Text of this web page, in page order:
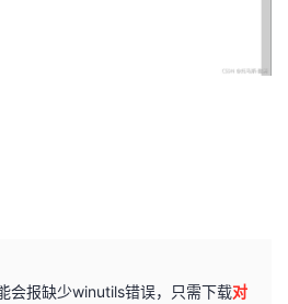
会报缺少winutils错误，只需下载对